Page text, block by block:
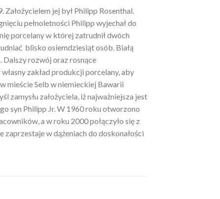
jej był Philipp Rosenthal.
pełnoletności Philipp wyjechał do
porcelany w której zatrudnił dwóch
blisko osiemdziesiąt osób. Białą
Dalszy rozwój oraz rosnące
zakład produkcji porcelany, aby
mieście Selb w niemieckiej Bawarii
zamysłu założyciela, iż najważniejsza jest
syn Philipp Jr. W 1960 roku otworzono
a w roku 2000 połączyło się z
w dążeniach do doskonałości